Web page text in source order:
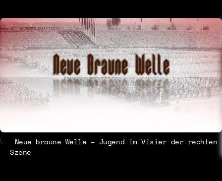
Neue braune Welle – Jugend im Visier der rechten
Szene